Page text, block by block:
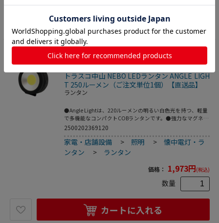
1000lm(白色)/840lm(昼白色)/360lm(暖色)※単1電池使用時
色)●照射距離：36m(白色)/31m(昼白色)/21m(暖色)●点灯モ
ード：白色―昼白色―暖色―Off●電源：単1×3本/単3×6
本/単4×6本(別売)●保護等級：IP66●落下耐久：1m●調光
範囲：6500K(白色)/4100K(昼白色)/2600K(暖色)●本体：ABS
樹脂●単3×6本/単4×6本対応バッテリーカートリッジ●ハ
ンガーフック●光を直接目に当てないで下さい。
カートに入れる
トラスコ中山 NEBO LEDランタン ANGLE LIGH
T 250ルーメン（ご注文単位1個）【直送品】
ランタン
●Angle Lightは、220ルーメンの明るい白色光を持つ、軽量
で多機能なコンパクトCOBランタンです。●強力なマグネッ
トベースと回転式の吊り下げフックを搭載しています。
角度を照らすことができます。●ABSゴムを使用し、IPX4の
防水性と耐衝撃性を備えたタフで耐久性のある製品です。●
アウトドアに。●暗い場所で。●明るさ(lm)：220●色：黒
●幅(mm)：80●奥行(mm)：38●高さ(mm)：85●電源(V)：
単四電池3本●最大点灯時間(h)：3.5●保護等級：IPX4●電
源：単四電池3本●最大点灯時間：3.5時間●アルミニウム
2500202369120
家電・店舗設備 > 照明 >懐中電灯・ラ
ンタン
> ランタン
価格： 1,973円(税込)
数量
カートに入れる